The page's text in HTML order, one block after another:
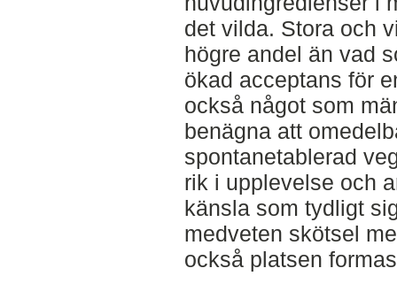
det vilda. Stora och
högre andel än vad
ökad acceptans för
också något som
benägna att
spontanetablerad
rik i upplevelse och
känsla som tydligt
medveten skötsel
också platsen